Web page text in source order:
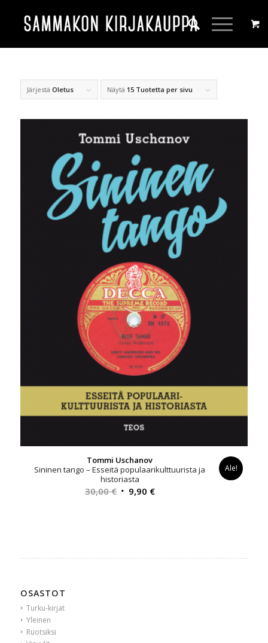
Järjestä Oletus Näytä 15 Tuotetta per sivu
Tommi Uschanov
Sininen tango – Esseitä populaarikulttuurista ja
historiasta
30,00€ Alkuperäinen
9,90 €Nykyinen
Ale!
OSASTOT
Turku-kirjat
Yleinen
Ruotsiksi